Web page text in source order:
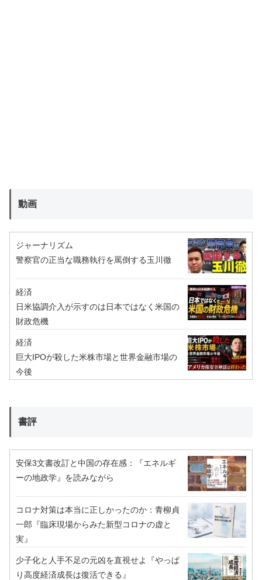
動画
ジャーナリズム
警察官の正当な職務執行を罵倒する玉川徹
経済
日米協調介入が示すのは日本ではなく米国の
財政危機
経済
巨大IPOが殺した米株市場と世界金融市場の
今後
書評
安保3文書改訂と中国の存在感：『エネルギ
ーの地政学』を読みながら
コロナ対策は本当に正しかったのか：青柳貞
一郎『臨床現場からみた新型コロナの虚と
実』
少子化と人手不足の元凶を直視せよ『やっぱ
り高度経済成長は復活できる』